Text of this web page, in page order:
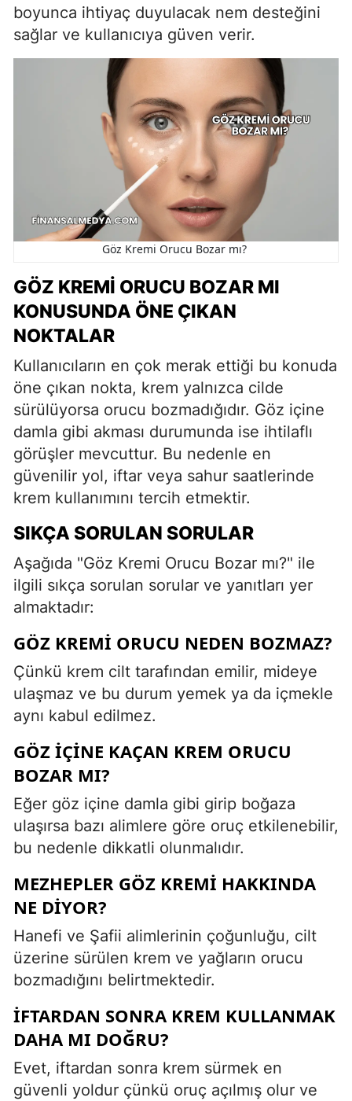
boyunca ihtiyaç duyulacak nem desteğini
sağlar ve kullanıcıya güven verir.
Göz Kremi Orucu Bozar mı?
GÖZ KREMI ORUCU BOZAR MI
KONUSUNDA ÖNE ÇIKAN
NOKTALAR
Kullanıcıların en çok merak ettiği bu konuda
öne çıkan nokta, krem yalnızca cilde
sürülüyorsa orucu bozmadığıdır. Göz içine
damla gibi akması durumunda ise ihtilaflı
görüşler mevcuttur. Bu nedenle en
güvenilir yol, iftar veya sahur saatlerinde
krem kullanımını tercih etmektir.
SIKÇA SORULAN SORULAR
Aşağıda "Göz Kremi Orucu Bozar mı?" ile
ilgili sıkça sorulan sorular ve yanıtları yer
almaktadır:
GÖZ KREMI ORUCU NEDEN BOZMAZ?
Çünkü krem cilt tarafından emilir, mideye
ulaşmaz ve bu durum yemek ya da içmekle
aynı kabul edilmez.
GÖZ İÇINE KAÇAN KREM ORUCU
BOZAR MI?
Eğer göz içine damla gibi girip boğaza
ulaşırsa bazı alimlere göre oruç etkilenebilir,
bu nedenle dikkatli olunmalıdır.
MEZHEPLER GÖZ KREMI HAKKINDA
NE DIYOR?
Hanefi ve Şafii alimlerinin çoğunluğu, cilt
üzerine sürülen krem ve yağların orucu
bozmadığını belirtmektedir.
İFTARDAN SONRA KREM KULLANMAK
DAHA MI DOĞRU?
Evet, iftardan sonra krem sürmek en
güvenli yoldur çünkü oruç açılmış olur ve